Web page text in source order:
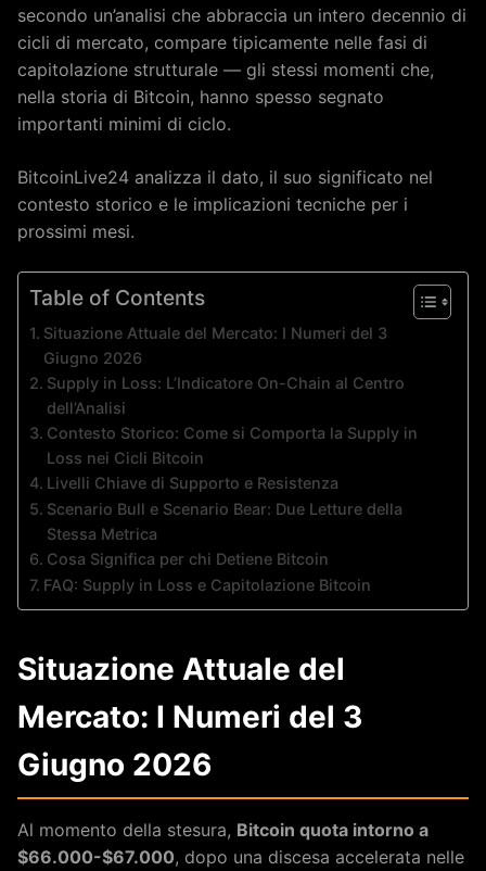
secondo un’analisi che abbraccia un intero decennio di
cicli di mercato, compare tipicamente nelle fasi di
capitolazione strutturale — gli stessi momenti che,
nella storia di Bitcoin, hanno spesso segnato
importanti minimi di ciclo.
BitcoinLive24 analizza il dato, il suo significato nel
contesto storico e le implicazioni tecniche per i
prossimi mesi.
Table of Contents
Situazione Attuale del Mercato: I Numeri del 3
Giugno 2026
Supply in Loss: L’Indicatore On-Chain al Centro
dell’Analisi
Contesto Storico: Come si Comporta la Supply in
Loss nei Cicli Bitcoin
Livelli Chiave di Supporto e Resistenza
Scenario Bull e Scenario Bear: Due Letture della
Stessa Metrica
Cosa Significa per chi Detiene Bitcoin
FAQ: Supply in Loss e Capitolazione Bitcoin
Situazione Attuale del
Mercato: I Numeri del 3
Giugno 2026
Al momento della stesura, Bitcoin quota intorno a
$66.000-$67.000, dopo una discesa accelerata nelle